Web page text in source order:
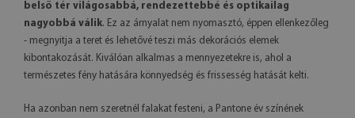
belső tér világosabbá, rendezettebbé és optikailag
nagyobbá válik. Ez az árnyalat nem nyomasztó, éppen ellenkezőleg
- megnyitja a teret és lehetővé teszi más dekorációs elemek
kibontakozását. Kiválóan alkalmas a mennyezetekre is, ahol a
természetes fény hatására könnyedség és frissesség hatását kelti.
Ha azonban nem szeretnél falakat festeni, a Pantone év színének